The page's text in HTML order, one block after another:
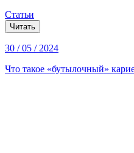
Статьи
Читать
30 / 05 / 2024
Что такое «бутылочный»